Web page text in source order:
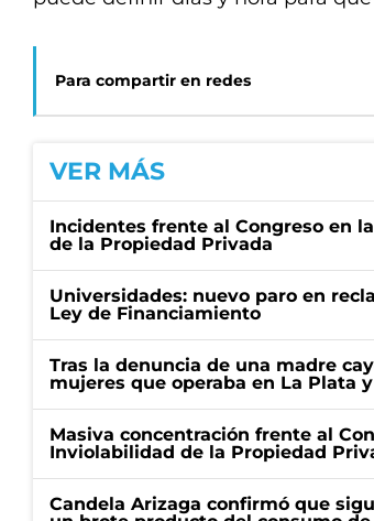
Para compartir en redes
VER MÁS
Incidentes frente al Congreso en
de la Propiedad Privada
Universidades: nuevo paro en
Ley de Financiamiento
Tras la denuncia de una madre
mujeres que operaba en La Plata
Masiva concentración frente al
Inviolabilidad de la Propiedad
Candela Arizaga confirmó que